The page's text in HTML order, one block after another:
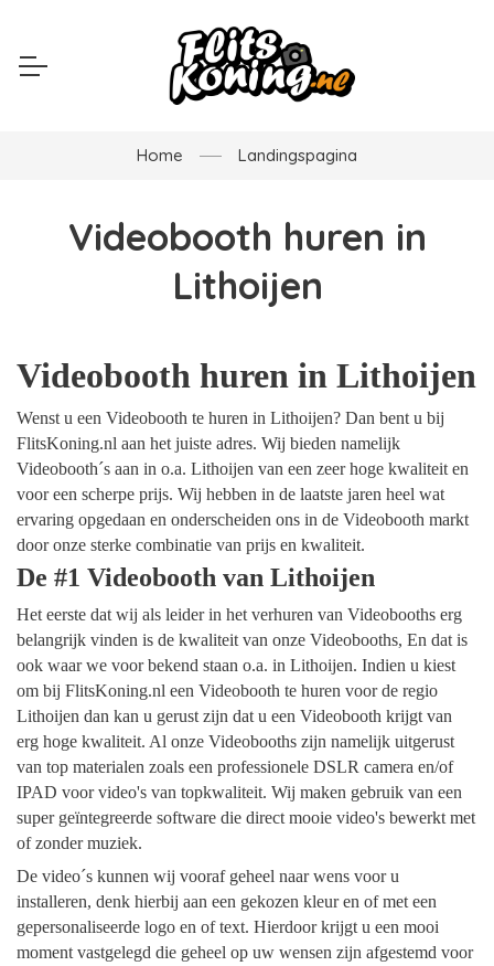
Home Landingspagina
Videobooth huren in
Lithoijen
Videobooth huren in Lithoijen
Wenst u een Videobooth te huren in Lithoijen? Dan bent u bij
FlitsKoning.nl aan het juiste adres. Wij bieden namelijk
Videobooth´s aan in o.a. Lithoijen van een zeer hoge kwaliteit en
voor een scherpe prijs. Wij hebben in de laatste jaren heel wat
ervaring opgedaan en onderscheiden ons in de Videobooth markt
door onze sterke combinatie van prijs en kwaliteit.
De #1 Videobooth van Lithoijen
Het eerste dat wij als leider in het verhuren van Videobooths erg
belangrijk vinden is de kwaliteit van onze Videobooths, En dat is
ook waar we voor bekend staan o.a. in Lithoijen. Indien u kiest
om bij FlitsKoning.nl een Videobooth te huren voor de regio
Lithoijen dan kan u gerust zijn dat u een Videobooth krijgt van
erg hoge kwaliteit. Al onze Videobooths zijn namelijk uitgerust
van top materialen zoals een professionele DSLR camera en/of
IPAD voor video's van topkwaliteit. Wij maken gebruik van een
super geïntegreerde software die direct mooie video's bewerkt met
of zonder muziek.
De video´s kunnen wij vooraf geheel naar wens voor u
installeren, denk hierbij aan een gekozen kleur en of met een
gepersonaliseerde logo en of text. Hierdoor krijgt u een mooi
moment vastgelegd die geheel op uw wensen zijn afgestemd voor